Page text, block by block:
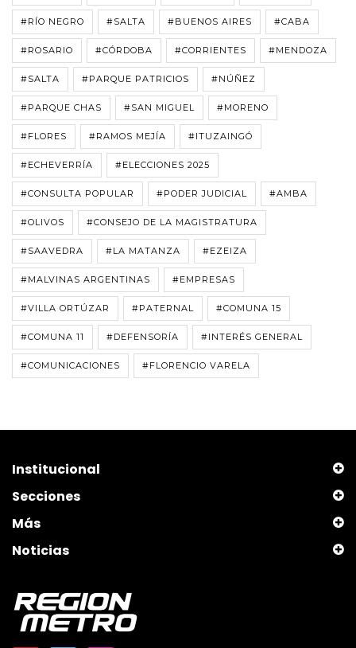
#RÍO NEGRO #SALTA #BUENOS AIRES #CABA
#ROSARIO #CÓRDOBA #CORRIENTES #MENDOZA
#SALTA #PARQUE PATRICIOS #NÚÑEZ
#PARQUE CHAS #SAN MIGUEL #MORENO
#FLORES #RAMOS MEJÍA #ITUZAINGÓ
#ECHEVERRÍA #ELECCIONES 2025
#CONSULTA POPULAR #PODER JUDICIAL #AMBA
#OLIVOS #CONSEJO DE LA MAGISTRATURA
#SAAVEDRA #LA MATANZA #EZEIZA
#MALVINAS ARGENTINAS #EMPRESAS
#VILLA ORTÚZAR #PATERNAL #COMUNA 15
#COMUNA 11 #DEFENSORÍA #INTERÉS GENERAL
#COMUNICACIONES #FLORENCIO VARELA
Institucional
Secciones
Más
Noticias